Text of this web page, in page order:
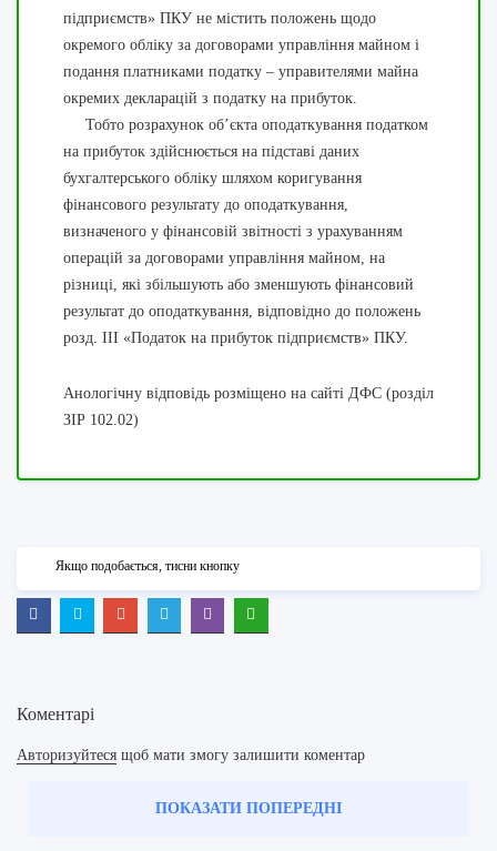
підприємств» ПКУ не містить положень щодо
окремого обліку за договорами управління майном і
подання платниками податку – управителями майна
окремих декларацій з податку на прибуток.
Тобто розрахунок об’єкта оподаткування податком
на прибуток здійснюється на підставі даних
бухгалтерського обліку шляхом коригування
фінансового результату до оподаткування,
визначеного у фінансовій звітності з урахуванням
операцій за договорами управління майном, на
різниці, які збільшують або зменшують фінансовий
результат до оподаткування, відповідно до положень
розд. III «Податок на прибуток підприємств» ПКУ.
Анологічну відповідь розміщено на сайті ДФС (розділ
ЗІР 102.02)
Якщо подобається, тисни кнопку
Коментарі
Авторизуйтеся щоб мати змогу залишити коментар
ПОКАЗАТИ ПОПЕРЕДНІ